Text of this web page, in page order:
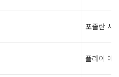
포졸란 시
플라이 애